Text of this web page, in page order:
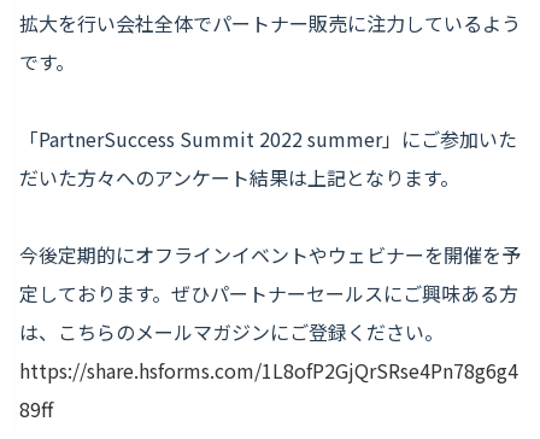
拡大を行い会社全体でパートナー販売に注力しているよう
です。
「PartnerSuccess Summit 2022 summer」にご参加いた
だいた方々へのアンケート結果は上記となります。
今後定期的にオフラインイベントやウェビナーを開催を予
定しております。ぜひパートナーセールスにご興味ある方
は、こちらのメールマガジンにご登録ください。
https://share.hsforms.com/1L8ofP2GjQrSRse4Pn78g6g4
89ff